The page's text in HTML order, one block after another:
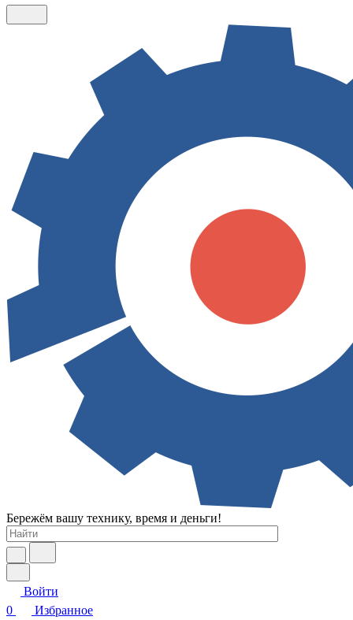
Бережём вашу технику, время и деньги!
Войти
0
Избранное